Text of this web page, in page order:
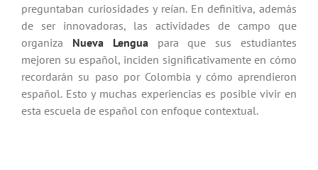
preguntaban curiosidades y reían. En definitiva, además
de ser innovadoras, las actividades de campo que
organiza Nueva Lengua para que sus estudiantes
mejoren su español, inciden significativamente en cómo
recordarán su paso por Colombia y cómo aprendieron
español. Esto y muchas experiencias es posible vivir en
esta escuela de español con enfoque contextual.